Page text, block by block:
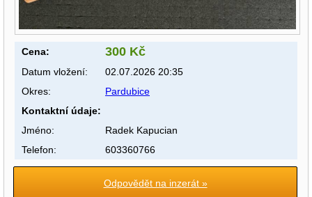
Cena: 300 Kč
Datum vložení:
02.07.2026 20:35
Okres:
Pardubice
Kontaktní údaje:
Jméno:
Radek Kapucian
Telefon:
603360766
Odpovědět na inzerát »